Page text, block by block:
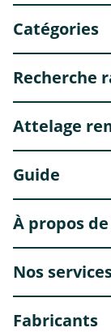
Catégories
Recherche
Attelage
Guide
À propos
Nos
Fabricants